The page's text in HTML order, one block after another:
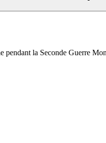
pendant la Seconde Guerre